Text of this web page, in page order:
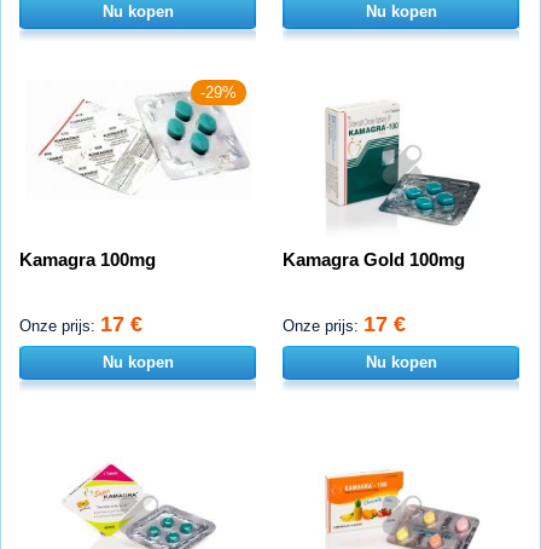
Nu kopen Nu kopen
-29%
Kamagra 100mg
Onze prijs: 17 €
Nu kopen
Kamagra Gold 100mg
Onze prijs: 17 €
Nu kopen